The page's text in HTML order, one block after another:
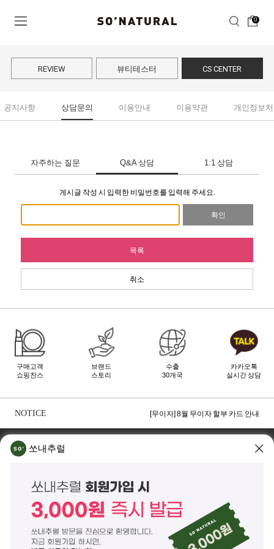
0
REVIEW 뷰티테스터 CS CENTER
공지사항 상담문의 이용안내 이용약관 개인정보
자주하는 질문 Q&A 상담 1:1 상담
게시글 작성 시 입력한 비밀번호를 입력해 주세요.
확인
목록
취소
구매고객
쇼핑찬스
브랜드
스토리
수출
30개국
카카오톡
실시간 상담
NOTICE
[무이자] 8월 무이자 할부 카드 안내
쏘내추럴 소개
사업자등록번호 261-81-21889
통신판매업신고 제2014-서울강남-03442호
제품/배송 문의help@sonatural.co.kr
마케팅 문의 marketing@sonatural.co.kr
(평일 10:00~18:00 / 점심시간 12:30~13:30)
해외 수출 문의
쏘내추럴